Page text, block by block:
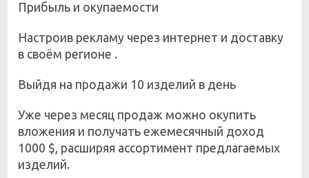
Прибыль и окупаемости
Настроив рекламу через интернет и доставку
в своём регионе .
Выйдя на продажи 10 изделий в день
Уже через месяц продаж можно окупить
вложения и получать ежемесячный доход
1000 $, расширяя ассортимент предлагаемых
изделий.